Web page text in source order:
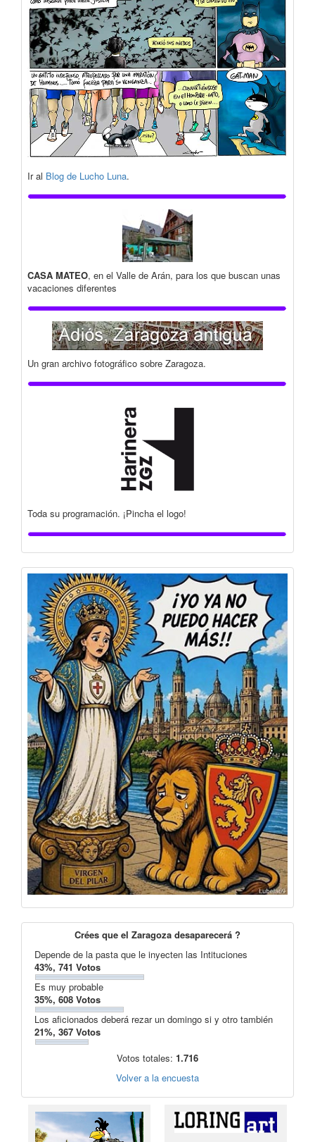
Ir al Blog de Lucho Luna.
CASA MATEO, en el Valle de Arán, para los que buscan unas
vacaciones diferentes
Un gran archivo fotográfico sobre Zaragoza.
Toda su programación. ¡Pincha el logo!
Crées que el Zaragoza desaparecerá ?
Depende de la pasta que le inyecten las Intituciones
43%, 741 Votos
Es muy probable
35%, 608 Votos
Los aficionados deberá rezar un domingo si y otro también
21%, 367 Votos
Votos totales: 1.716
Volver a la encuesta